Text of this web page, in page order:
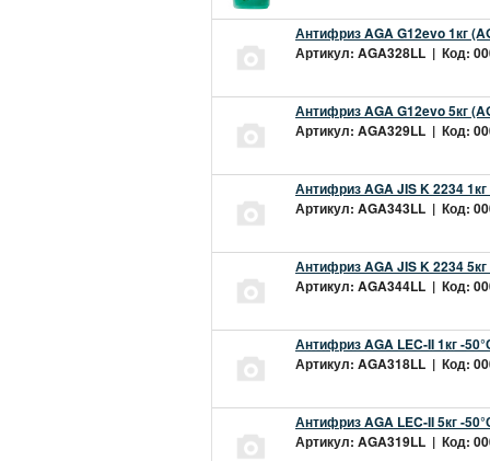
Антифриз AGA G12evo 1кг
Артикул: AGA328LL | Код:
Антифриз AGA G12evo 5кг
Артикул: AGA329LL | Код:
Антифриз AGA JIS K 2234
Артикул: AGA343LL | Код:
Антифриз AGA JIS K 2234
Артикул: AGA344LL | Код:
Антифриз AGA LEC-II 1кг -
Артикул: AGA318LL | Код:
Антифриз AGA LEC-II 5кг -
Артикул: AGA319LL | Код: